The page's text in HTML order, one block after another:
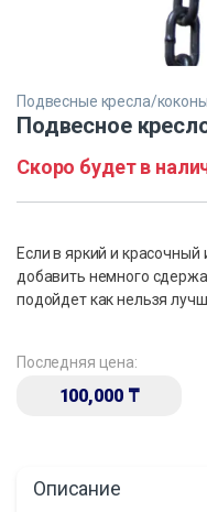
Подвесные кресла/коконы
Подвесное
Скоро будет в
Если в яркий и
добавить немного
подойдет как нельзя
Последняя цена:
100,000 ₸
Описание